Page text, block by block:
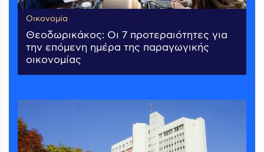
Οικονομία
Θεοδωρικάκος: Οι 7 προτεραιότητες για
την επόμενη ημέρα της παραγωγικής
οικονομίας